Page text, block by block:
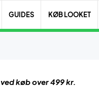
GUIDES KØB LOOKET
ved køb over 499 kr.